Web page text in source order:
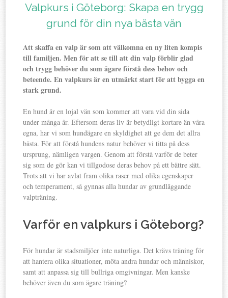
Valpkurs i Göteborg: Skapa en trygg
grund för din nya bästa vän
Att skaffa en valp är som att välkomna en ny liten kompis
till familjen. Men för att se till att din valp förblir glad
och trygg behöver du som ägare förstå dess behov och
beteende. En valpkurs är en utmärkt start för att bygga en
stark grund.
En hund är en lojal vän som kommer att vara vid din sida
under många år. Eftersom deras liv är betydligt kortare än våra
egna, har vi som hundägare en skyldighet att ge dem det allra
bästa. För att förstå hundens natur behöver vi titta på dess
ursprung, nämligen vargen. Genom att förstå varför de beter
sig som de gör kan vi tillgodose deras behov på ett bättre sätt.
Trots att vi har avlat fram olika raser med olika egenskaper
och temperament, så gynnas alla hundar av grundläggande
valpträning.
Varför en valpkurs i Göteborg?
För hundar är stadsmiljöer inte naturliga. Det krävs träning för
att hantera olika situationer, möta andra hundar och människor,
samt att anpassa sig till bullriga omgivningar. Men kanske
behöver även du som ägare träning?